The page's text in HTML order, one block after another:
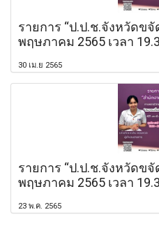
รายการ “ป.ป.ช.จังหวัดข
พฤษภาคม 2565 เวลา
30 เม.ย 2565
รายการ “ป.ป.ช.จังหวัดข
พฤษภาคม 2565 เวลา
23 พ.ค. 2565